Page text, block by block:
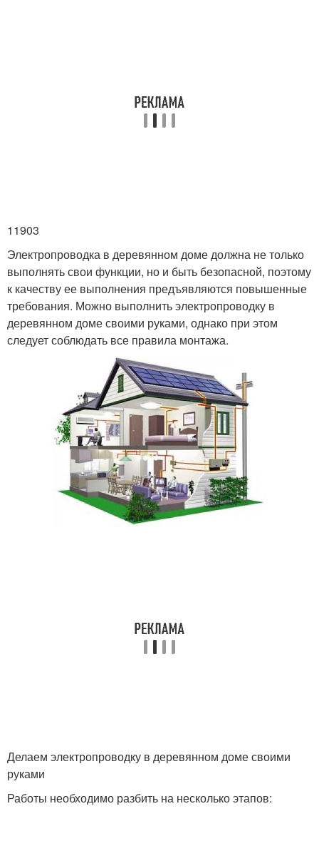
11903
Электропроводка в деревянном доме должна не только
выполнять свои функции, но и быть безопасной, поэтому
к качеству ее выполнения предъявляются повышенные
требования. Можно выполнить электропроводку в
деревянном доме своими руками, однако при этом
следует соблюдать все правила монтажа.
Делаем электропроводку в деревянном доме своими
руками
Работы необходимо разбить на несколько этапов: